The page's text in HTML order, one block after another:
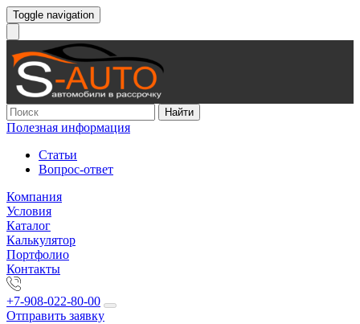
Toggle navigation
Найти
Полезная информация
Статьи
Вопрос-ответ
Компания
Условия
Каталог
Калькулятор
Портфолио
Контакты
+7-908-022-80-00
Отправить заявку